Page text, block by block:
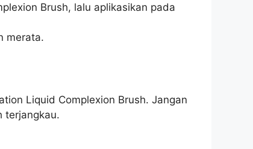
Brush, lalu aplikasikan pada
merata.
Liquid Complexion Brush. Jangan
terjangkau.